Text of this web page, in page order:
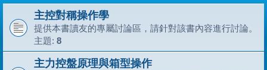
主控對稱操作學
提供本書讀友的專屬討論區，請針對該書內容進行討論。
主題: 8
主力控盤原理與箱型操作